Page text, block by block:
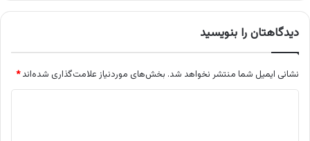
دیدگاهتان را بنویسید
نشانی ایمیل شما منتشر نخواهد شد. بخش‌های موردنیاز علامت‌گذاری شده‌اند*